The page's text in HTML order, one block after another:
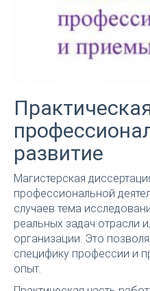
развитие
Магистерская
профессиональной
случаев тема
реальных задач отрасли
организации. Это
специфику профессии и
опыт.